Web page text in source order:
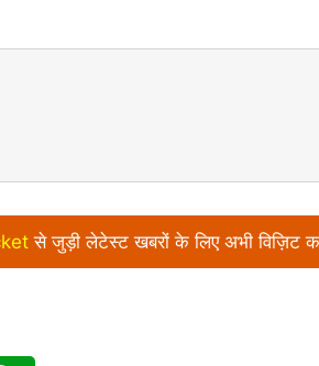
से जुड़ी लेटेस्ट खबरों के लिए अभी विज़िट